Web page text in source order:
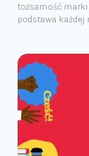
tożsamość marki
podstawa każdej